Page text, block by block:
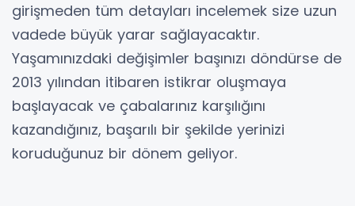
girişmeden tüm detayları incelemek size uzun
vadede büyük yarar sağlayacaktır.
Yaşamınızdaki değişimler başınızı döndürse de
2013 yılından itibaren istikrar oluşmaya
başlayacak ve çabalarınız karşılığını
kazandığınız, başarılı bir şekilde yerinizi
koruduğunuz bir dönem geliyor.